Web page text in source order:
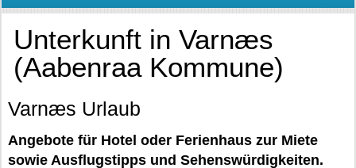
Unterkunft in Varnæs
(Aabenraa Kommune)
Varnæs Urlaub
Angebote für Hotel oder Ferienhaus zur Miete
sowie Ausflugstipps und Sehenswürdigkeiten.